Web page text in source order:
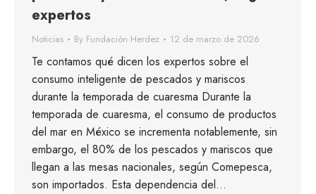
expertos
Noticias By Fundación Herdez 12 de marzo de 2026
Te contamos qué dicen los expertos sobre el
consumo inteligente de pescados y mariscos
durante la temporada de cuaresma Durante la
temporada de cuaresma, el consumo de productos
del mar en México se incrementa notablemente, sin
embargo, el 80% de los pescados y mariscos que
llegan a las mesas nacionales, según Comepesca,
son importados. Esta dependencia del…